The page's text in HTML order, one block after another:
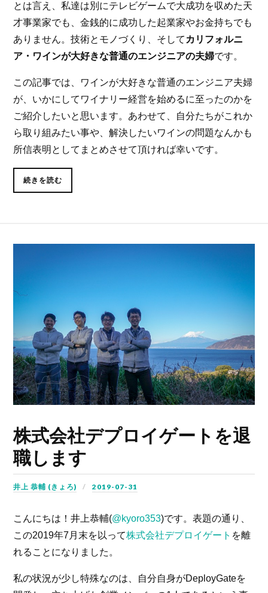
とは言え、私達は別にテレビゲームで大成功を収めた天
才事業家でも、金銭的に成功した起業家やお金持ちでも
ありません。技術とモノづくり、そして カリフォルニ
ア・ワインが大好きな普通のエンジニアの夫婦です。
この記事では、ワインが大好きな普通のエンジニア夫婦
が、いかにしてワイナリー経営を始めるに至ったのかを
ご紹介したいと思います。あわせて、自分たちがこれか
ら取り組みたい事や、解決したいワインの問題なんかも
所信表明としてまとめさせて頂ければ幸いです。
続きを読む
株式会社デプロイゲートを退
職します
井上 恭輔 (きょろ) 2019-07-31
こんにちは！井上恭輔(@kyoro353)です。表題の通り、
この2019年7月末を以って株式会社デプロイゲート を離
れることになりました。
私の状況が少し特殊なのは、自分自身がDeployGateを